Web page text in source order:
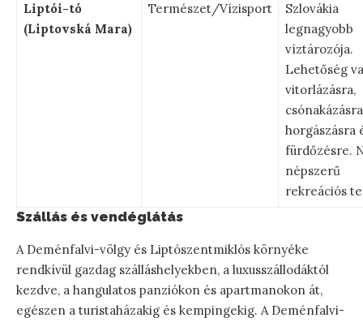
Liptói-tó
(Liptovská Mara)
Természet/Vízisport
Szlovákia
legnagyobb
víztározója.
Lehetőség
vitorlázásra,
horgászásra
fürdőzésre.
népszerű
rekreációs
Szállás és vendéglátás
A Deménfalvi-völgy és Liptószentmiklós környéke
rendkívül gazdag szálláshelyekben, a luxusszállodáktól
kezdve, a hangulatos panziókon és apartmanokon át,
egészen a turistaházakig és kempingekig. A Deménfalvi-